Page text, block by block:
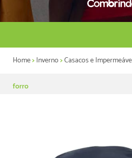
Home>Inverno>Casacos e
forro